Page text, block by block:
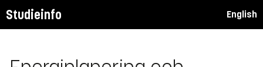
Studieinfo English